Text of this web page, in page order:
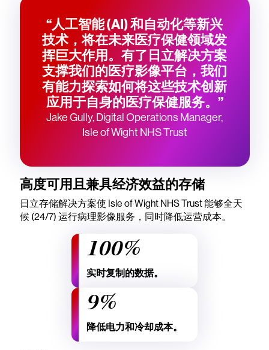
“人工智能 (AI) 和自动化等新兴
技术，将在未来医疗保健领域发
挥巨大作用。有了日立解决方案
支撑我们的医疗影像平台，我们
有能力探索如何将这些技术创新
应用于自身的医疗保健服务。”
Jake Gully, Digital Operations Manager,
Isle of Wight NHS Trust
高度可用且兼具经济效益的存储
日立存储解决方案使 Isle of Wight NHS Trust 能够全天
候 (24/7) 运行病理影像服务，同时降低运营成本。
100%
实时复制的数据。
9%
降低电力和冷却成本。